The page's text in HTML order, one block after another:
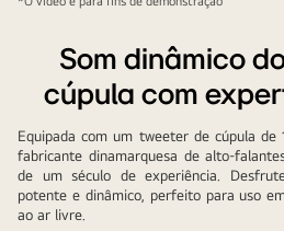
Som dinâmico
cúpula com
Equipada com um tweeter de cúpula de
fabricante dinamarquesa de alto-
de um século de experiência.
potente e dinâmico, perfeito para uso
ao ar livre.